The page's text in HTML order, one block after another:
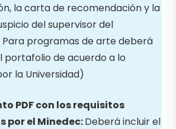
la carta de recomendación y la
del supervisor del
programas de arte deberá
portafolio de acuerdo a lo
la Universidad)
PDF con los requisitos
por el Minedec:Deberá incluir el